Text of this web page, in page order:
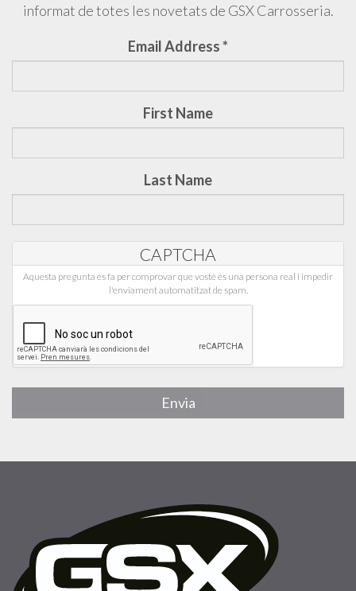
informat de totes les novetats de GSX Carrosseria.
Email Address*
First Name
Last Name
CAPTCHA
Aquesta pregunta es fa per comprovar que vostè és una persona real i impedir
l'enviament automatitzat de spam.
Envia